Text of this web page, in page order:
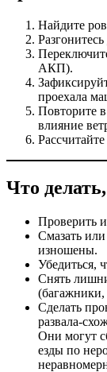
Найдите
АКП).
проехала
Повторите
влияние
Что
Проверить
Смазать
изношены.
Убедиться,
Снять
Сделать
развала-
Они могут
езды по